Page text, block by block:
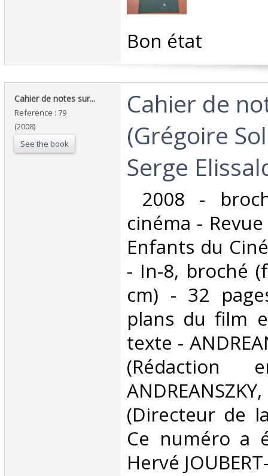
‎Bon état ‎
‎Cahier de notes sur... ‎
Reference : 79
(2008)
See the book
‎Cahier de
(Grégoire
Serge
2008 -
cinéma -
Enfants du
- In-8, broché
cm) - 32
plans du film
texte -
(Directeur de
Ce numéro a
Hervé